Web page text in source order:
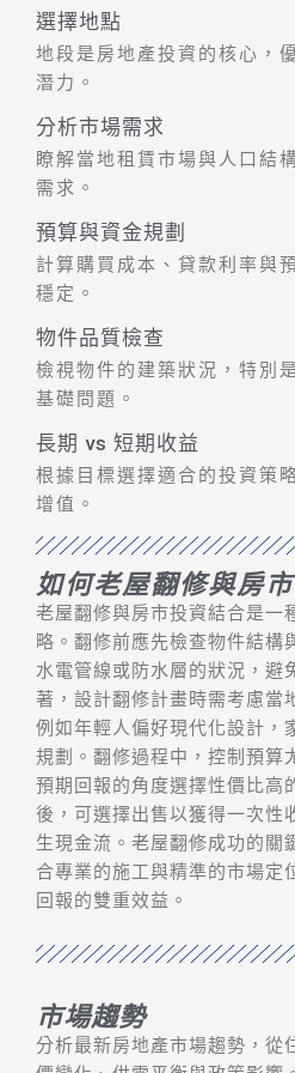
選擇地點
地段是房地產投資的核心，
潛力。
分析市場需求
瞭解當地租賃市場與人口結
需求。
預算與資金規劃
計算購買成本、貸款利率與
穩定。
物件品質檢查
檢視物件的建築狀況，特別
基礎問題。
長期 vs 短期收益
根據目標選擇適合的投資策
增值。
如何老屋翻修與房
老屋翻修與房市投資結合是一
略。翻修前應先檢查物件結構
水電管線或防水層的狀況，避
著，設計翻修計畫時需考慮當
例如年輕人偏好現代化設計，
規劃。翻修過程中，控制預算
預期回報的角度選擇性價比高
後，可選擇出售以獲得一次性
生現金流。老屋翻修成功的關
合專業的施工與精準的市場定
回報的雙重效益。
市場趨勢
分析最新房地產市場趨勢，從